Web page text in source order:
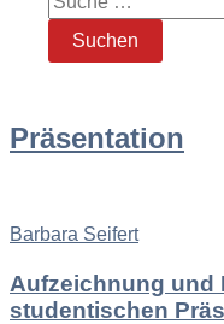
Präsentation
Barbara Seifert
Aufzeichnung und
studentischen